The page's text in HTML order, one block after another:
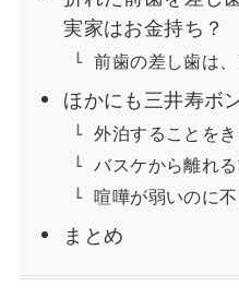
実家はお金持ち？
前歯の差し歯は
ほかにも三井寿ボ
外泊することを
バスケから離れ
喧嘩が弱いのに
まとめ